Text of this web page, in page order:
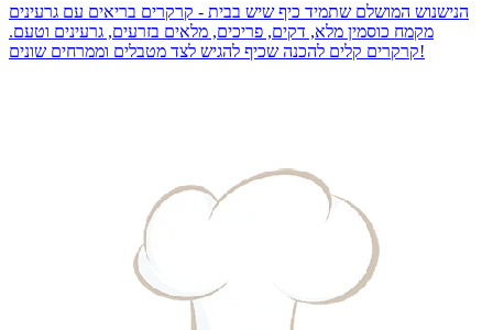
הנישנוש המושלם שתמיד כיף שיש בבית - קרקרים בריאים עם גרעינים
מקמח כוסמין מלא, דקים, פריכים, מלאים בזרעים, גרעינים וטעם.
קרקרים קלים להכנה שכיף להגיש לצד מטבלים וממרחים שונים!